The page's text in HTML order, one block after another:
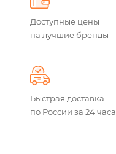
Доступные цены
на лучшие бренды
Быстрая доставка
по России за 24 часа